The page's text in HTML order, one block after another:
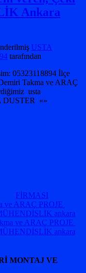
Ankara
USTA
tarafından
05323118894 İlçe
Takma ve ARAÇ
usta
DUSTER «»
FİRMASI
ve ARAÇ PROJE
ankara
ve ARAÇ PROJE
ankara
MONTAJ VE